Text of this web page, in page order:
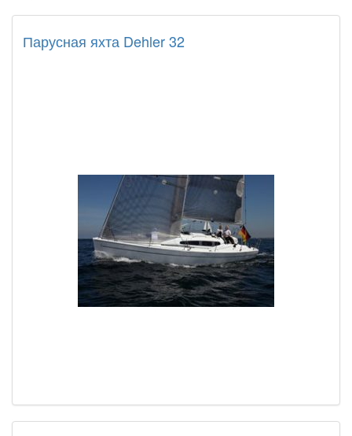
Парусная яхта Dehler 32